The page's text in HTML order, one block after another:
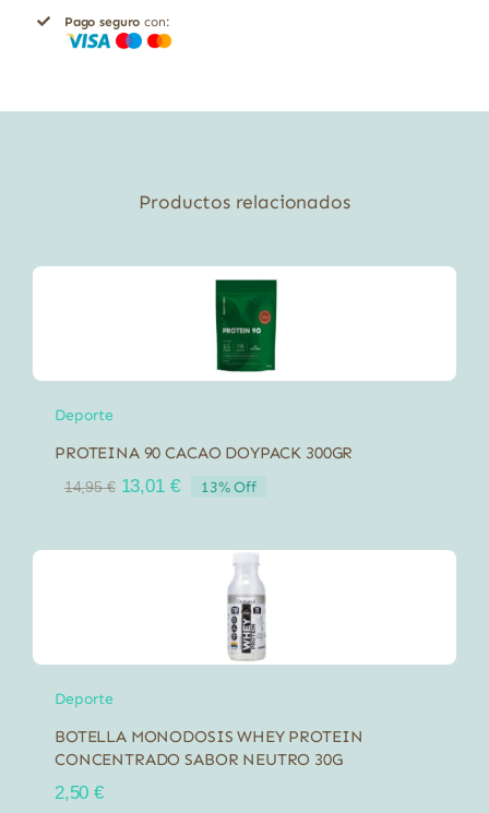
Pago seguro con:
Productos relacionados
Deporte
PROTEINA 90 CACAO DOYPACK 300GR
14,95€ El
era:
13,01 €El
es:
13,01 €.
13% Off
Deporte
BOTELLA MONODOSIS WHEY PROTEIN
CONCENTRADO SABOR NEUTRO 30G
2,50€